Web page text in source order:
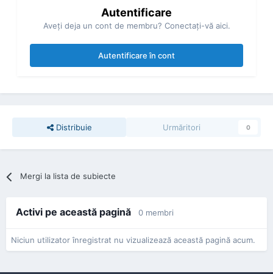
Autentificare
Aveţi deja un cont de membru? Conectaţi-vă aici.
Autentificare în cont
Distribuie Urmăritori 0
Mergi la lista de subiecte
Activi pe această pagină 0 membri
Niciun utilizator înregistrat nu vizualizează această pagină acum.